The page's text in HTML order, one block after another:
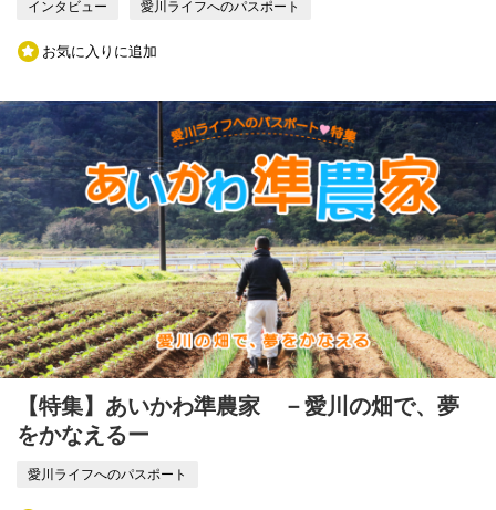
お気に入りに追加
インタビュー 愛川ライフへのパスポート
【特集】あいかわ準農家 －愛川の畑で、夢
をかなえるー
愛川ライフへのパスポート